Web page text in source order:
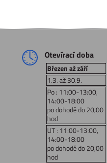
Otevírací doba
Březen až září
1.3. až 30.9.
Po : 11:00-13:00,
14:00-18:00
po dohodě do 20,00
hod
UT : 11:00-13:00,
14:00-18:00
po dohodě do 20,00
hod